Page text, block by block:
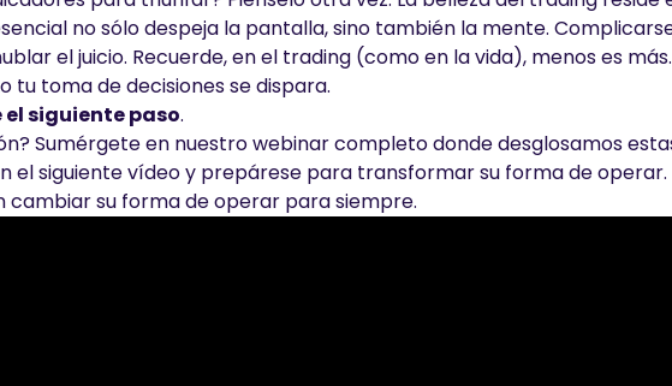
no sólo despeja la pantalla, sino también la mente.
el juicio. Recuerde, en el trading (como en la vida), menos es
tu toma de decisiones se dispara.
el siguiente paso.
Sumérgete en nuestro webinar completo donde desglosamos
el siguiente vídeo y prepárese para transformar su forma de operar.
su forma de operar para siempre.